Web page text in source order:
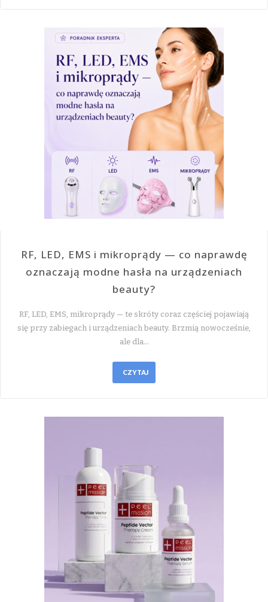
RF, LED, EMS i mikroprądy — co naprawdę
oznaczają modne hasła na urządzeniach
beauty?
RF, LED, EMS, mikroprądy — te skróty coraz częściej pojawiają
się przy zabiegach i urządzeniach beauty. Brzmią nowocześnie,
ale dla…
CZYTAJ